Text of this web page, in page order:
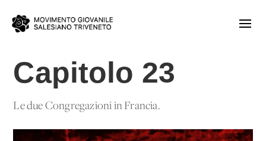
Capitolo 23
Le due Congregazioni in Francia.